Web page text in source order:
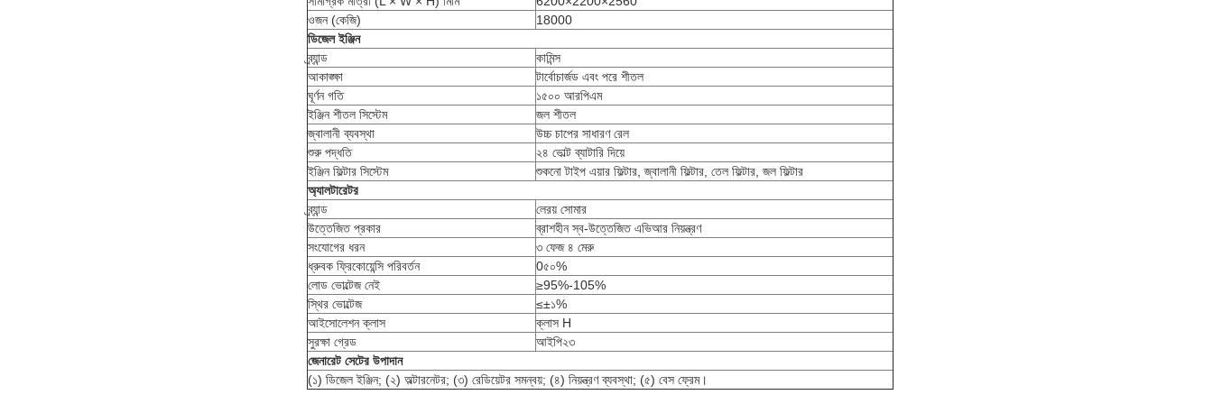
ওজন (কেজি)
18000
ডিজেল ইঞ্জিন
ব্র্যান্ড
কামিন্স
আকাঙ্ক্ষা
টার্বোচার্জড এবং পরে শীতল
ঘূর্ণন গতি
১৫০০ আরপিএম
ইঞ্জিন শীতল সিস্টেম
জল শীতল
জ্বালানী ব্যবস্থা
উচ্চ চাপের সাধারণ রেল
শুরু পদ্ধতি
২৪ ভোল্ট ব্যাটারি দিয়ে
ইঞ্জিন ফিল্টার সিস্টেম
শুকনো টাইপ এয়ার ফিল্টার, জ্বালানী ফিল্টার, তেল ফিল্টার, জল ফিল্টার
অ্যালটারেটর
ব্র্যান্ড
লেরয় সোমার
উত্তেজিত প্রকার
ব্রাশহীন স্ব-উত্তেজিত এভিআর নিয়ন্ত্রণ
সংযোগের ধরন
৩ ফেজ ৪ মেরু
ধ্রুবক ফ্রিকোয়েন্সি পরিবর্তন
0৫০%
লোড ভোল্টেজ নেই
≥95%-105%
স্থির ভোল্টেজ
≤±১%
আইসোলেশন ক্লাস
ক্লাস H
সুরক্ষা গ্রেড
আইপি২৩
জেনারেট সেটের উপাদান
(১) ডিজেল ইঞ্জিন; (২) অল্টারনেটর; (৩) রেডিয়েটর সমন্বয়; (৪) নিয়ন্ত্রণ ব্যবস্থা; (৫) বেস ফ্রেম।